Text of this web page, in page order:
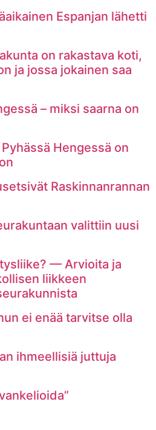
Espanjan lähetti
on rakastava koti,
ja jossa jokainen saa
– miksi saarna on
Hengessä on
Raskinnanrannan
valittiin uusi
— Arvioita ja
liikkeen
ei enää tarvitse olla
ihmeellisiä juttuja